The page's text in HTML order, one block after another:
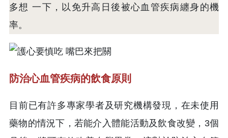
多想 一下，以免升高日後被心血管疾病纏身的機
率。
防治心血管疾病的飲食原則
目前已有許多專家學者及研究機構發現，在未使用
藥物的情況下，若能介入體能活動及飲食改變，3個